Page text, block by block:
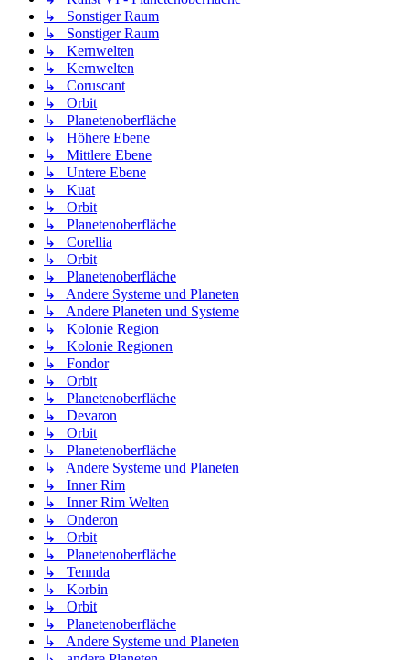
↳ Sonstiger Raum
↳ Sonstiger Raum
↳ Kernwelten
↳ Kernwelten
↳ Coruscant
↳ Orbit
↳ Planetenoberfläche
↳ Höhere Ebene
↳ Mittlere Ebene
↳ Untere Ebene
↳ Kuat
↳ Orbit
↳ Planetenoberfläche
↳ Corellia
↳ Orbit
↳ Planetenoberfläche
↳ Andere Systeme und Planeten
↳ Andere Planeten und Systeme
↳ Kolonie Region
↳ Kolonie Regionen
↳ Fondor
↳ Orbit
↳ Planetenoberfläche
↳ Devaron
↳ Orbit
↳ Planetenoberfläche
↳ Andere Systeme und Planeten
↳ Inner Rim
↳ Inner Rim Welten
↳ Onderon
↳ Orbit
↳ Planetenoberfläche
↳ Tennda
↳ Korbin
↳ Orbit
↳ Planetenoberfläche
↳ Andere Systeme und Planeten